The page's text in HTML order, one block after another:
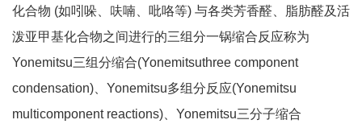
化合物 (如吲哚、呋喃、吡咯等) 与各类芳香醛、脂肪醛及活
泼亚甲基化合物之间进行的三组分一锅缩合反应称为
Yonemitsu三组分缩合(Yonemitsuthree component
condensation)、Yonemitsu多组分反应(Yonemitsu
multicomponent reactions)、Yonemitsu三分子缩合